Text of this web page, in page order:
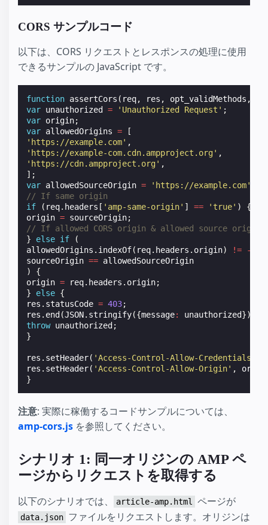
CORS サンプルコード
以下は、CORS リクエストとレスポンスの処理に使用
できるサンプルの JavaScript です。
function assertCors ( req, res , opt_validMethods ,
var unauthorized = 'Unauthorized Request' ;
var origin;
var allowedOrigins =
[
'https://example.com' ,
'https://example-com.cdn.ampproject.org' ,
'https://cdn.ampproject.org' ,
];
var allowedSourceOrigin = 'https://example.com'
// If same origin
if
( req. headers [ 'amp-same-origin' ] == 'true' )
{
origin = sourceOrigin;
// If allowed CORS origin & allowed source origin
}
else if
(
allowedOrigins . indexOf( req. headers . origin) != -
sourceOrigin == allowedSourceOrigin
)
{
origin = req. headers . origin;
}
else {
res . statusCode = 403;
res . end (JSON. stringify({message: unauthorized}));
throw unauthorized ;
}
res . setHeader( 'Access-Control-Allow-Credentials'
res . setHeader( 'Access-Control-Allow-Origin' ,
}
注意: 実際に稼働するコードサンプルについては、
amp-cors.js を参照してください。
シナリオ 1: 同一オリジンの AMP ペ
ージからリクエストを取得する
以下のシナリオでは、 article-amp.html ページが
data.json ファイルをリクエストします。オリジンは